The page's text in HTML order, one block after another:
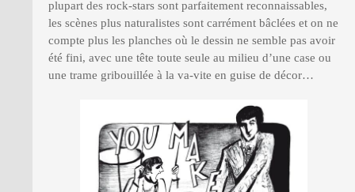
plupart des rock-stars sont parfaitement reconnaissables,
les scènes plus naturalistes sont carrément bâclées et on ne
compte plus les planches où le dessin ne semble pas avoir
été fini, avec une tête toute seule au milieu d’une case ou
une trame gribouillée à la va-vite en guise de décor…